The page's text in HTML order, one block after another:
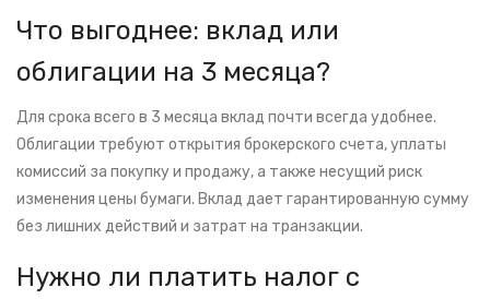
Что выгоднее: вклад или
облигации на 3 месяца?
Для срока всего в 3 месяца вклад почти всегда удобнее.
Облигации требуют открытия брокерского счета, уплаты
комиссий за покупку и продажу, а также несущий риск
изменения цены бумаги. Вклад дает гарантированную сумму
без лишних действий и затрат на транзакции.
Нужно ли платить налог с